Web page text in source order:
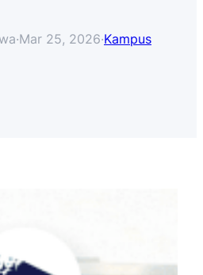
·Mar 25, 2026·Kampus